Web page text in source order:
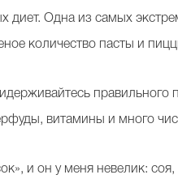
диет. Одна из самых
количество пасты и
витамины и много
и он у меня невелик: